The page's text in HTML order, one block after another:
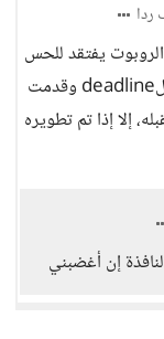
يفتقد للحس
الآدمي فلو تأخرت بتاسك وجاء موعد الdeadline وقدمت
إلا إذا تم تطويره
إن أغضبني